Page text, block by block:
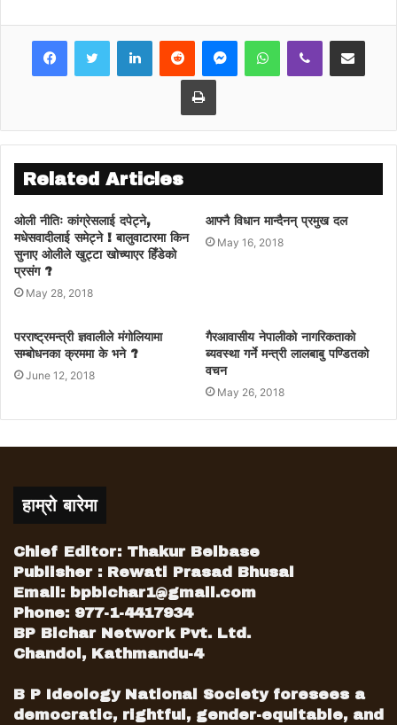
अतिथिलाई कुरेर बसेका लाखौ जनतामाथि अपमान गर्दै
नेकपाका कार्यकर्ताले ‘मण्डले’ शैलीमा रिजाललाई अवरोध
उनले सरकारले ‘मण्डले’ शैलीमा हुने गतिविधि नियन्त्रण
नगरे कांग्रेस देशभर सरकारका विरुद्ध लोकतन्त्र
जोगाउनका लागि आन्दोलनमा उत्रिन बाध्य हुने चेतावनी
पनि दिएका छन् ।
LinkedInReddit MessengerWhatsAppViber Share via Email
Print
Related Articles
ओली नीतिः कांग्रेसलाई दपेट्ने,
मधेसवादीलाई समेट्ने ! बालुवाटारमा किन
सुनाए ओलीले खुट्टा खोच्याएर हिँडेको
प्रसंग ?
May 28, 2018
आफ्नै विधान मान्दैनन् प्रमुख दल
May 16, 2018
परराष्ट्रमन्त्री ज्ञवालीले मंगोलियामा
सम्बोधनका क्रममा के भने ?
June 12, 2018
गैरआवासीय नेपालीको नागरिकताको
ब्यवस्था गर्ने मन्त्री लालबाबु पण्डितको
वचन
May 26, 2018
हाम्रो बारेमा
Chief Editor: Thakur Belbase
Publisher : Rewati Prasad Bhusal
Email: bpbichar1@gmail.com
Phone: 977-1-4417934
BP Bichar Network Pvt. Ltd.
Chandol, Kathmandu-4
B P Ideology National Society foresees a
democratic, rightful, gender-equitable, and